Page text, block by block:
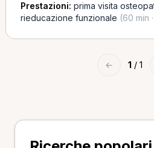
Prestazioni: prima visita
rieducazione funzionale (60 min
← 1 / 1